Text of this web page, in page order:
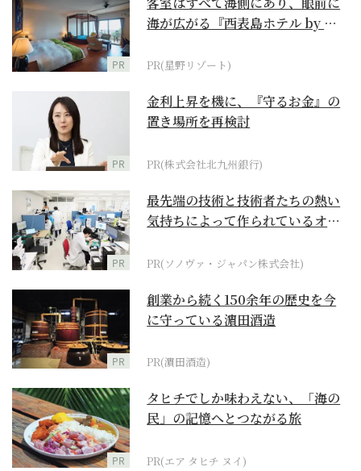
PR
海が広がる『西表島ホテル by 星
PR(星野リゾート)
PR
金利上昇を機に、『守るお金』の
置き場所を再検討
PR(株式会社北九州銀行)
PR
最先端の技術と技術者たちの熱い
気持ちによって作られているオー
PR(ソノヴァ・ジャパン株式会社)
PR
創業から続く150余年の歴史を今
に守っている濵田酒造
PR(濵田酒造)
PR
タヒチでしか味わえない、「海の
民」の記憶へとつながる旅
PR(エア タヒチ ヌイ)